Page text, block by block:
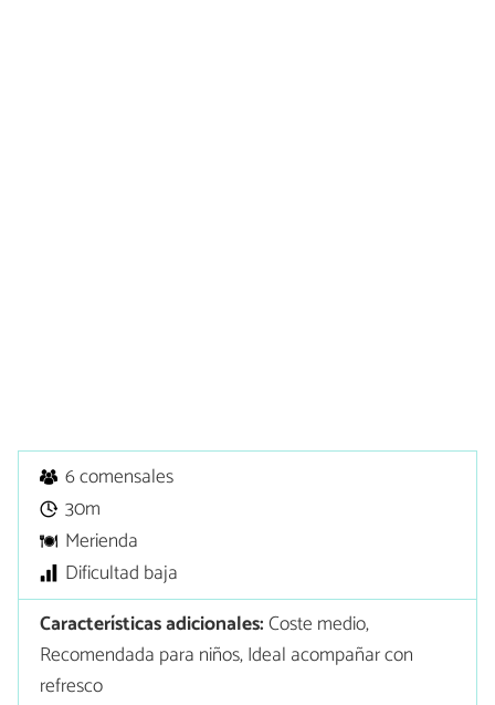
6 comensales
30m
Merienda
Dificultad baja
Características adicionales:Coste medio,
Recomendada para niños, Ideal acompañar con
refresco